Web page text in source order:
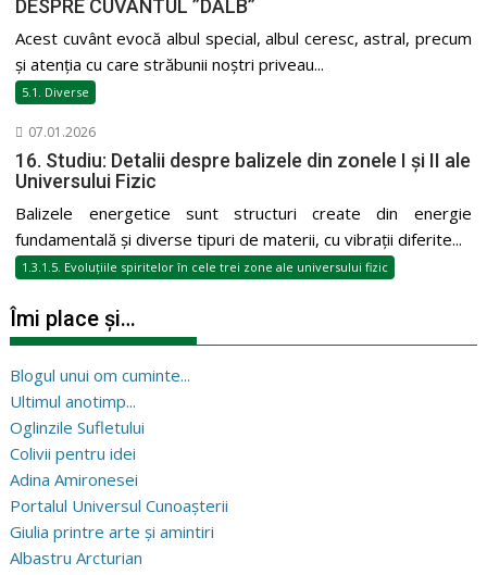
DESPRE CUVÂNTUL ”DALB”
Acest cuvânt evocă albul special, albul ceresc, astral, precum
și atenția cu care străbunii noștri priveau...
5.1. Diverse
07.01.2026
16. Studiu: Detalii despre balizele din zonele I și II ale
Universului Fizic
Balizele energetice sunt structuri create din energie
fundamentală și diverse tipuri de materii, cu vibrații diferite...
1.3.1.5. Evoluțiile spiritelor în cele trei zone ale universului fizic
Îmi place și…
Blogul unui om cuminte...
Ultimul anotimp...
Oglinzile Sufletului
Colivii pentru idei
Adina Amironesei
Portalul Universul Cunoașterii
Giulia printre arte și amintiri
Albastru Arcturian